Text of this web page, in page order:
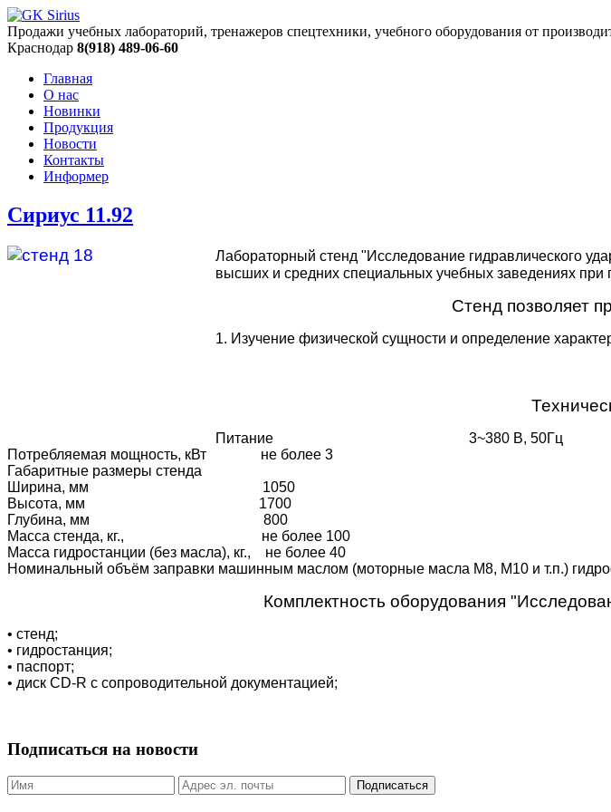
Продажи учебных лабораторий, тренажеров спецтехники, учебного оборудования от
Краснодар 8(918) 489-06-60
Главная
О нас
Новинки
Продукция
Новости
Контакты
Информер
Сириус 11.92
Лабораторный стенд "Исследование гидравлического
высших и средних специальных учебных заведениях при
Стенд позволяет
1. Изучение физической сущности и определение
Питание 3~380 В, 50Гц
Потребляемая мощность, кВт не более 3
Габаритные размеры стенда
Ширина, мм 1050
Высота, мм 1700
Глубина, мм 800
Масса стенда, кг., не более 100
Масса гидростанции (без масла), кг., не более 40
Номинальный объём заправки машинным маслом (моторные масла М8, М10 и т.п.)
Комплектность оборудования
• стенд;
• гидростанция;
• паспорт;
• диск CD-R с сопроводительной документацией;
Подписаться на новости
Подписаться